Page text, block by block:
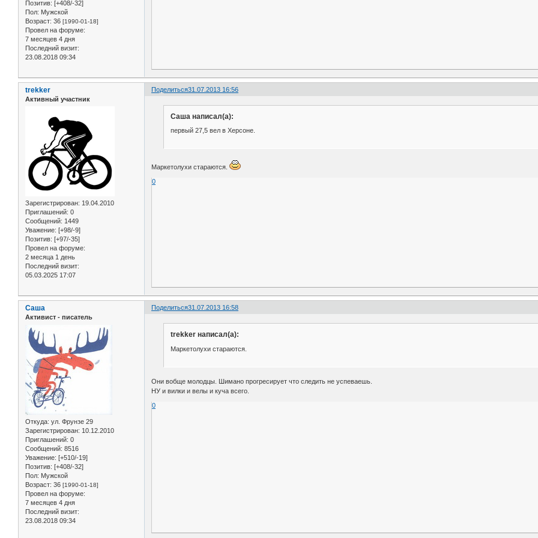
Позитив: [+408/-32]
Пол: Мужской
Возраст: 36 [1990-01-18]
Провел на форуме:
7 месяцев 4 дня
Последний визит:
23.08.2018 09:34
Поделиться31.07.2013 16:56
trekker
Активный участник
Зарегистрирован: 19.04.2010
Приглашений: 0
Сообщений: 1449
Уважение: [+98/-9]
Позитив: [+97/-35]
Провел на форуме:
2 месяца 1 день
Последний визит:
05.03.2025 17:07
Саша написал(а):
первый 27,5 вел в Херсоне.
Маркетолухи стараются.
0
Поделиться31.07.2013 16:58
Саша
Активист - писатель
Откуда: ул. Фрунзе 29
Зарегистрирован: 10.12.2010
Приглашений: 0
Сообщений: 8516
Уважение: [+510/-19]
Позитив: [+408/-32]
Пол: Мужской
Возраст: 36 [1990-01-18]
Провел на форуме:
7 месяцев 4 дня
Последний визит:
23.08.2018 09:34
trekker написал(а):
Маркетолухи стараются.
Они вобще молодцы. Шимано прогресирует что следить не успеваешь.
НУ и вилки и велы и куча всего.
0